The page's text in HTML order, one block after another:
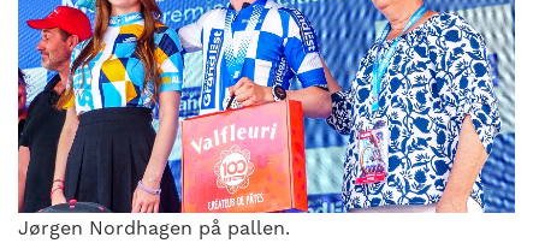
Jørgen Nordhagen på pallen.